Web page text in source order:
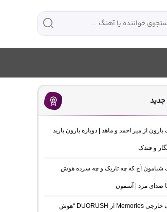
بارون از میر احمد و ماهد | دوباره بارون بارید
و فندک
شبامون آخ که چه تاریک و چه سرده هوش
صدای مرد | آسمون
دانلود آهنگ خارجی Memories از DUORUSH “هوش